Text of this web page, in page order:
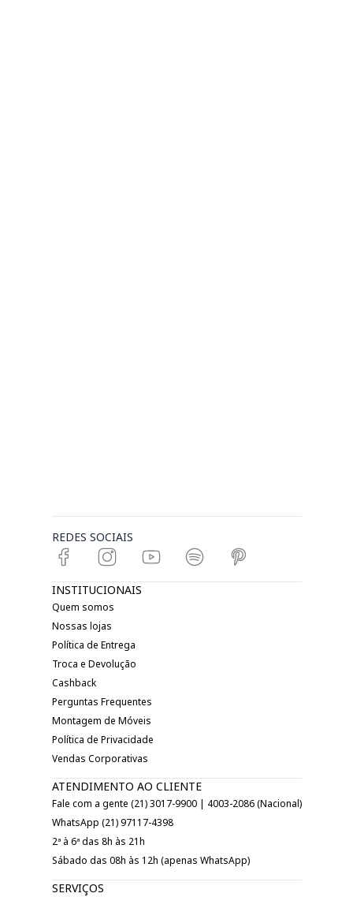
REDES SOCIAIS
INSTITUCIONAIS
Quem somos
Nossas lojas
Política de Entrega
Troca e Devolução
Cashback
Perguntas Frequentes
Montagem de Móveis
Política de Privacidade
Vendas Corporativas
ATENDIMENTO AO CLIENTE
Fale com a gente (21) 3017-9900 | 4003-2086 (Nacional)
WhatsApp (21) 97117-4398
2ª à 6ª das 8h às 21h
Sábado das 08h às 12h (apenas WhatsApp)
SERVIÇOS